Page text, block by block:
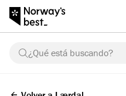
¿Qué está buscando?